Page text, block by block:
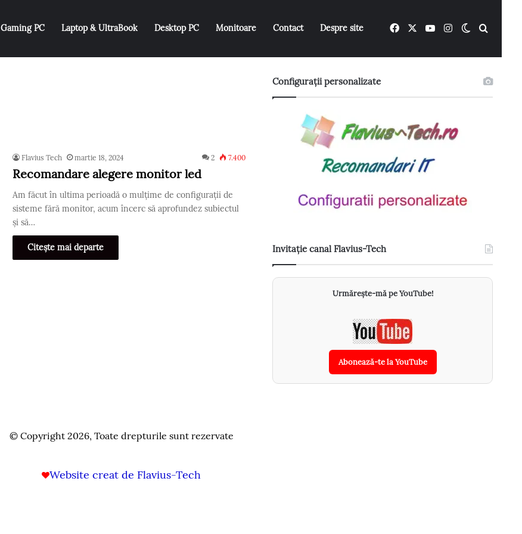
Gaming PC Laptop & UltraBook Desktop PC Monitoare Contact Despre site FacebookYouTubeInstagramSwitch skin
Flavius Tech martie 18, 2024 2 7.400
Recomandare alegere monitor led
Am făcut în ultima perioadă o mulțime de configurații de
sisteme fără monitor, acum încerc să aprofundez subiectul
și să…
Citește mai departe
Configurații personalizate
Invitație canal Flavius-Tech
Urmărește-mă pe YouTube!
Abonează-te la YouTube
© Copyright 2026, Toate drepturile sunt rezervate
Website creat de Flavius-Tech